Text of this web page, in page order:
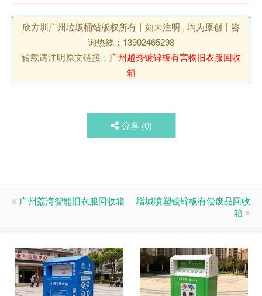
欣方圳广州垃圾桶站版权所有丨如未注明 , 均为原创丨咨
询热线：13902465298
转载请注明原文链接： 广州越秀镀锌板有害物旧衣服回收
箱
分享 (0)
广州荔湾智能旧衣服回收箱
增城喷塑镀锌板有偿废品回收
箱